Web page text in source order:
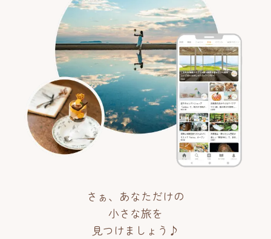
さぁ、あなただけの
小さな旅を
見つけましょう♪